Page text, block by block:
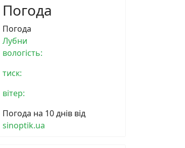
Погода
Погода
Лубни
вологість:
тиск:
вітер:
Погода на 10 днів від
sinoptik.ua